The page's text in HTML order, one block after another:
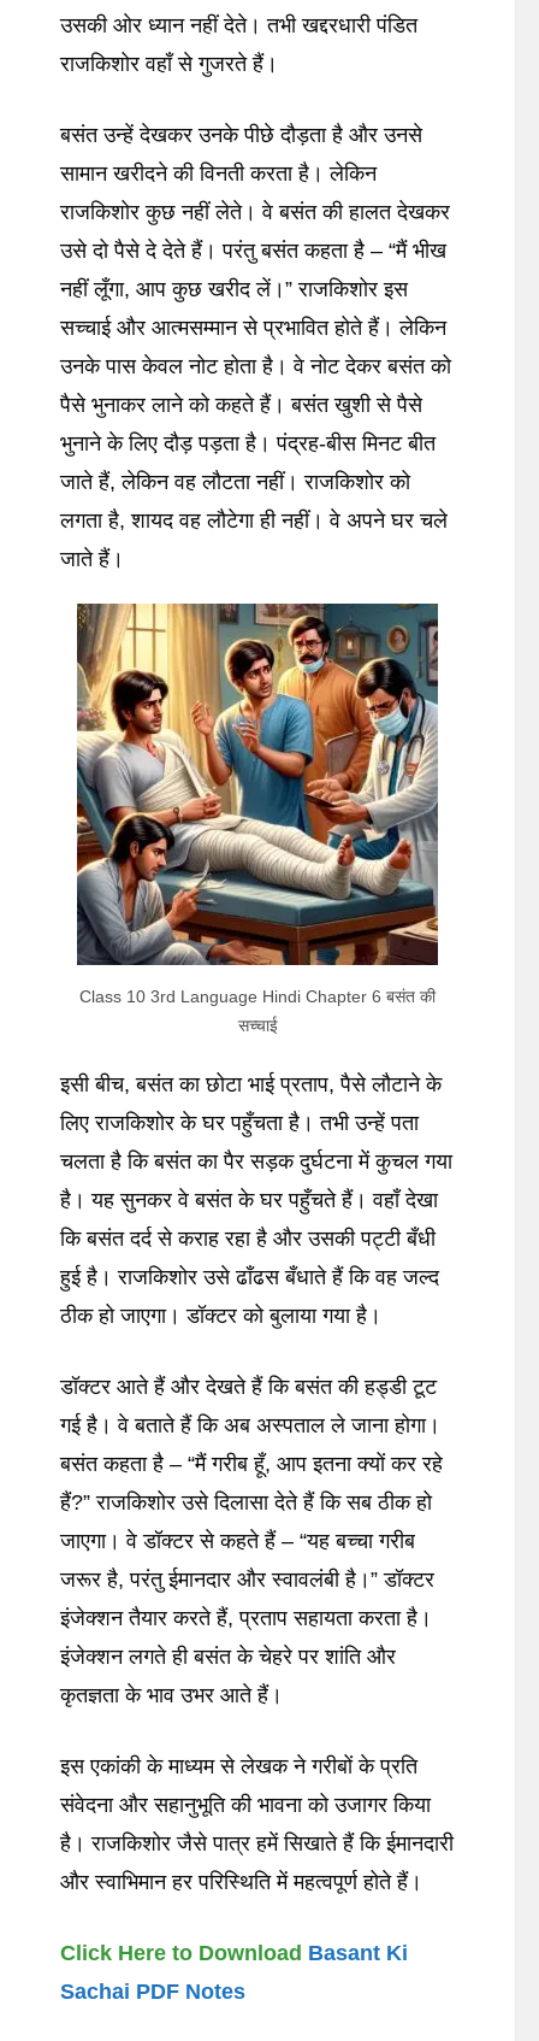
उसकी ओर ध्यान नहीं देते। तभी खद्दरधारी पंडित
राजकिशोर वहाँ से गुजरते हैं।
बसंत उन्हें देखकर उनके पीछे दौड़ता है और उनसे
सामान खरीदने की विनती करता है। लेकिन
राजकिशोर कुछ नहीं लेते। वे बसंत की हालत देखकर
उसे दो पैसे दे देते हैं। परंतु बसंत कहता है – “मैं भीख
नहीं लूँगा, आप कुछ खरीद लें।” राजकिशोर इस
सच्चाई और आत्मसम्मान से प्रभावित होते हैं। लेकिन
उनके पास केवल नोट होता है। वे नोट देकर बसंत को
पैसे भुनाकर लाने को कहते हैं। बसंत खुशी से पैसे
भुनाने के लिए दौड़ पड़ता है। पंद्रह-बीस मिनट बीत
जाते हैं, लेकिन वह लौटता नहीं। राजकिशोर को
लगता है, शायद वह लौटेगा ही नहीं। वे अपने घर चले
जाते हैं।
Class 10 3rd Language Hindi Chapter 6 बसंत की
सच्चाई
इसी बीच, बसंत का छोटा भाई प्रताप, पैसे लौटाने के
लिए राजकिशोर के घर पहुँचता है। तभी उन्हें पता
चलता है कि बसंत का पैर सड़क दुर्घटना में कुचल गया
है। यह सुनकर वे बसंत के घर पहुँचते हैं। वहाँ देखा
कि बसंत दर्द से कराह रहा है और उसकी पट्टी बँधी
हुई है। राजकिशोर उसे ढाँढस बँधाते हैं कि वह जल्द
ठीक हो जाएगा। डॉक्टर को बुलाया गया है।
डॉक्टर आते हैं और देखते हैं कि बसंत की हड्डी टूट
गई है। वे बताते हैं कि अब अस्पताल ले जाना होगा।
बसंत कहता है – “मैं गरीब हूँ, आप इतना क्यों कर रहे
हैं?” राजकिशोर उसे दिलासा देते हैं कि सब ठीक हो
जाएगा। वे डॉक्टर से कहते हैं – “यह बच्चा गरीब
जरूर है, परंतु ईमानदार और स्वावलंबी है।” डॉक्टर
इंजेक्शन तैयार करते हैं, प्रताप सहायता करता है।
इंजेक्शन लगते ही बसंत के चेहरे पर शांति और
कृतज्ञता के भाव उभर आते हैं।
इस एकांकी के माध्यम से लेखक ने गरीबों के प्रति
संवेदना और सहानुभूति की भावना को उजागर किया
है। राजकिशोर जैसे पात्र हमें सिखाते हैं कि ईमानदारी
और स्वाभिमान हर परिस्थिति में महत्वपूर्ण होते हैं।
Click Here to Download Basant Ki
Sachai PDF Notes